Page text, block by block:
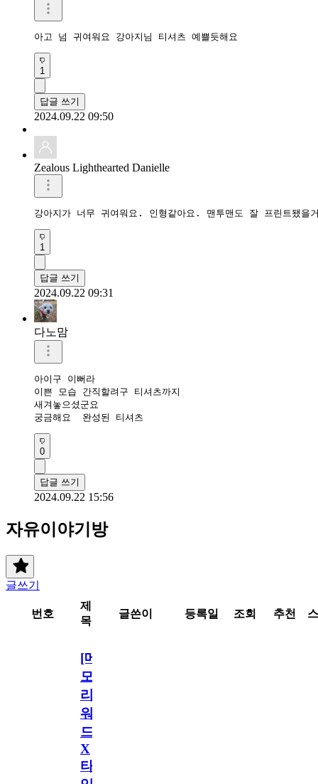
아고 넘 귀여워요 강아지님 티셔츠 예쁠듯해요
1
답글 쓰기
2024.09.22 09:50
Zealous Lighthearted Danielle
강아지가 너무 귀여워요. 인형같아요. 맨투맨도 잘 프린트됐을
1
답글 쓰기
2024.09.22 09:31
다노맘
아이구 이뻐라
이쁜 모습 간직할려구 티셔츠까지
새겨놓으셨군요
궁금해요  완성된 티셔츠
0
답글 쓰기
2024.09.22 15:56
자유이야기방
글쓰기
번호
제
목
글쓴이 등록일 조회 추천
[메
모
리
워
드
X
타